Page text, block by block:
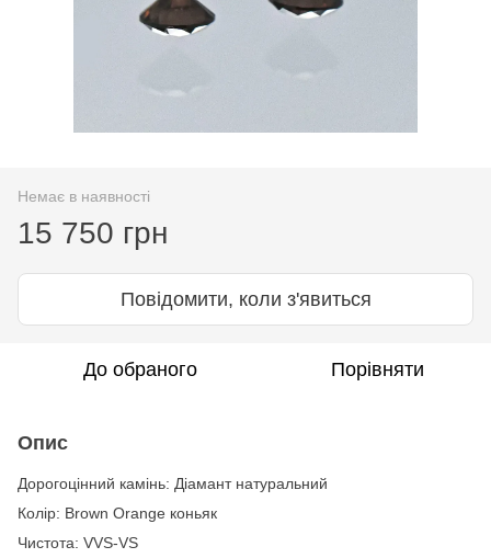
Немає в наявності
15 750 грн
Повідомити, коли з'явиться
До обраного Порівняти
Опис
Дорогоцінний камінь: Діамант натуральний
Колір: Brown Orange коньяк
Чистота: VVS-VS